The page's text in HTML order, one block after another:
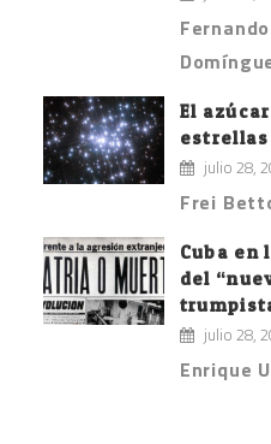
El
estrellas
julio 28,
Frei
Cuba en
del
julio 28,
Enrique